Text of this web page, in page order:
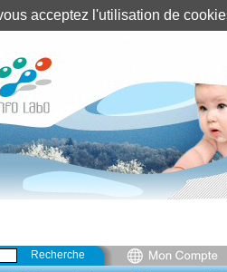
Recherche
acceptez l'utilisation de